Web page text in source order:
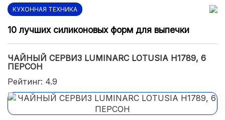
КУХОННАЯ ТЕХНИКА
10 лучших силиконовых форм для выпечки
ЧАЙНЫЙ СЕРВИЗ LUMINARC LOTUSIA H1789, 6
ПЕРСОН
Рейтинг: 4.9